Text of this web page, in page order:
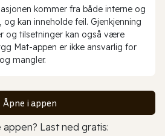
kommer fra både interne og
og kan inneholde feil. Gjenkjenning
og tilsetninger kan også være
Mat-appen er ikke ansvarlig for
mangler.
Åpne i appen
appen? Last ned gratis: